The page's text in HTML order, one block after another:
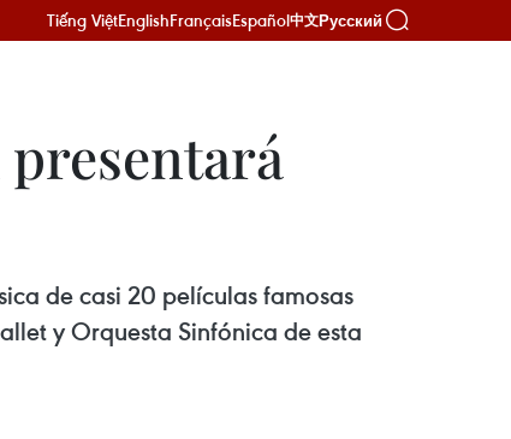
Tiếng ViệtEnglishFrançaisEspañol中文Русский
de casi 20 películas famosas
y Orquesta Sinfónica de esta